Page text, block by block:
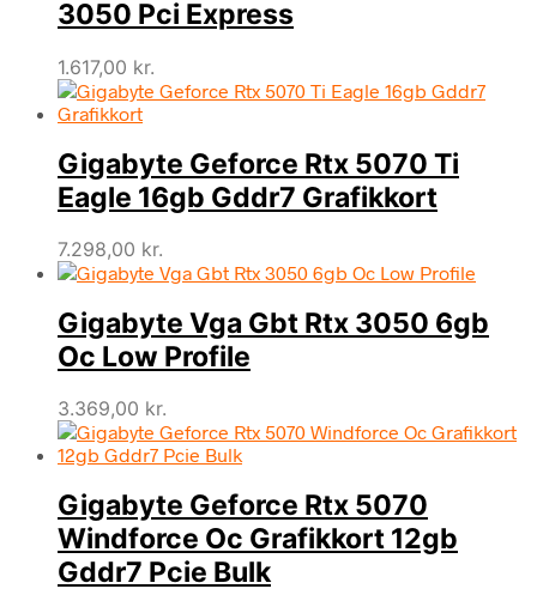
3050 Pci Express
1.617,00 kr.
Gigabyte Geforce Rtx 5070 Ti
Eagle 16gb Gddr7 Grafikkort
7.298,00 kr.
Gigabyte Vga Gbt Rtx 3050 6gb
Oc Low Profile
3.369,00 kr.
Gigabyte Geforce Rtx 5070
Windforce Oc Grafikkort 12gb
Gddr7 Pcie Bulk